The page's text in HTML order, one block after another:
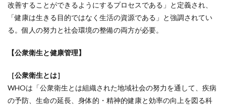
改善することができるようにするプロセスである」と定義され、
「健康は生きる目的ではなく生活の資源である」と強調されてい
る。個人の努力と社会環境の整備の両方が必要。
【公衆衛生と健康管理】
［公衆衛生とは］
WHOは「公衆衛生とは組織された地域社会の努力を通して、疾病
の予防、生命の延長、身体的・精神的健康と効率の向上を図る科